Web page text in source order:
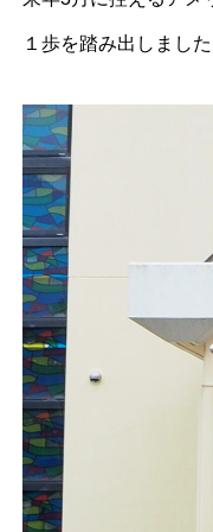
１歩を踏み出しまし